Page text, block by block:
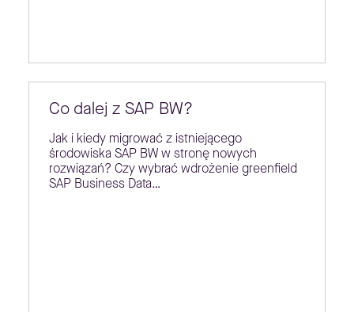
Co dalej z SAP BW?
Jak i kiedy migrować z istniejącego
środowiska SAP BW w stronę nowych
rozwiązań? Czy wybrać wdrożenie greenfield
SAP Business Data…